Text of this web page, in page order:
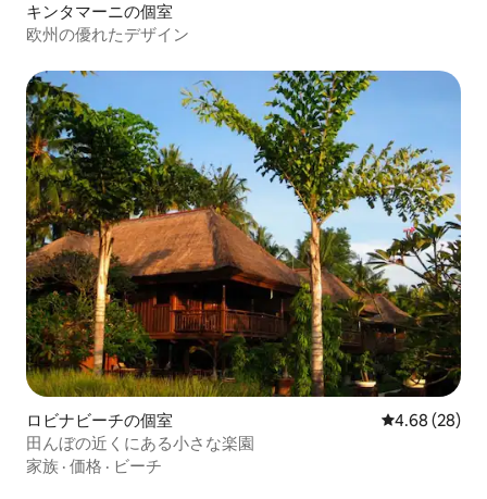
キンタマーニの個室
欧州の優れたデザイン
ロビナビーチの個室 レビュー28
4.68 (28)
田んぼの近くにある小さな楽園
家族 · 価格 · ビーチ